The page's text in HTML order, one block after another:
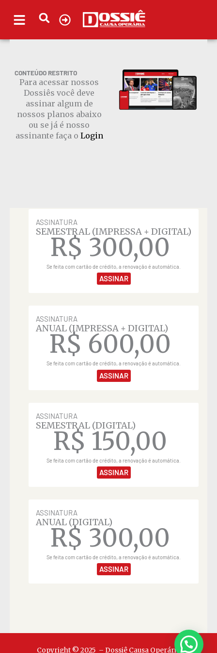
para
CONTEÚDO RESTRITO
Para acessar nossos
Dossiês você deve
assinar algum de
nossos planos abaixo
ou se já é nosso
assinante faça o Login
ASSINATURA
SEMESTRAL (IMPRESSA + DIGITAL)
R$ 300,00
Se feita com cartão de crédito, a renovação é automática.
ASSINAR
ASSINATURA
ANUAL (IMPRESSA + DIGITAL)
R$ 600,00
Se feita com cartão de crédito, a renovação é automática.
ASSINAR
ASSINATURA
SEMESTRAL (DIGITAL)
R$ 150,00
Se feita com cartão de crédito, a renovação é automática.
ASSINAR
ASSINATURA
ANUAL (DIGITAL)
R$ 300,00
Se feita com cartão de crédito, a renovação é automática.
ASSINAR
Copyright © 2025 – Dossiê Causa Operária